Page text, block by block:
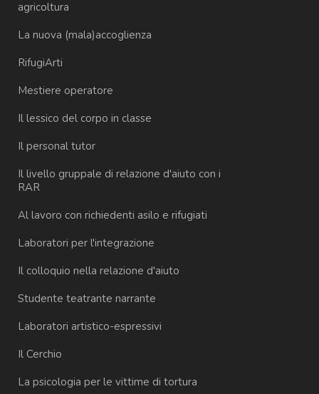
agricoltura
La nuova (mala)accoglienza
RifugiArti
Mestiere operatore
Il lessico del corpo in classe
Il personal tutor
Il livello gruppale di relazione d'aiuto con i
RAR
Al lavoro con richiedenti asilo e rifugiati
Laboratori per l'integrazione
Il colloquio nella relazione d'aiuto
Studente teatrante narrante
Laboratori artistico-espressivi
Il Cerchio
La psicologia per le vittime di tortura